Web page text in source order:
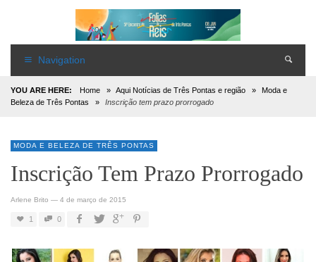
Navigation
YOU ARE HERE: Home » Aqui Notícias de Três Pontas e região »
Moda e
Beleza de Três Pontas
» Inscrição tem prazo prorrogado
MODA E BELEZA DE TRÊS PONTAS
Inscrição Tem Prazo Prorrogado
Arlene Brito — 4 de março de 2015
1 0